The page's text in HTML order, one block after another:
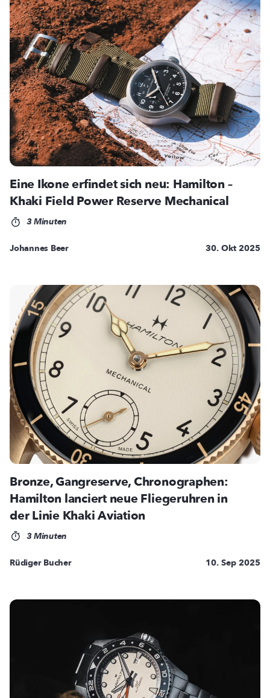
Eine Ikone erfindet sich neu: Hamilton –
Khaki Field Power Reserve Mechanical
3 Minuten
Johannes Beer 30. Okt 2025
Bronze, Gangreserve, Chronographen:
Hamilton lanciert neue Fliegeruhren in
der Linie Khaki Aviation
3 Minuten
Rüdiger Bucher 10. Sep 2025